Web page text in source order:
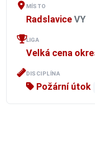
MÍSTO
Radslavice VY
LIGA
Velká cena
DISCIPLÍNA
Požární útok